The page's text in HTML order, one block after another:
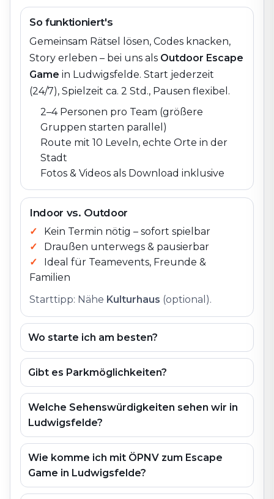
So funktioniert's
Gemeinsam Rätsel lösen, Codes knacken,
Story erleben – bei uns als Outdoor Escape
Game in Ludwigsfelde. Start jederzeit
(24/7), Spielzeit ca. 2 Std., Pausen flexibel.
2–4 Personen pro Team (größere
Gruppen starten parallel)
Route mit 10 Leveln, echte Orte in der
Stadt
Fotos & Videos als Download inklusive
Indoor vs. Outdoor
Kein Termin nötig – sofort spielbar
Draußen unterwegs & pausierbar
Ideal für Teamevents, Freunde &
Familien
Starttipp: Nähe Kulturhaus (optional).
Wo starte ich am besten?
Gibt es Parkmöglichkeiten?
Welche Sehenswürdigkeiten sehen wir in
Ludwigsfelde?
Wie komme ich mit ÖPNV zum Escape
Game in Ludwigsfelde?